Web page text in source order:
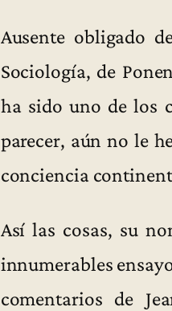
Ausente obligado
Sociología, de
ha sido uno de los
parecer, aún no le
conciencia
Así las cosas, su
innumerables
comentarios de